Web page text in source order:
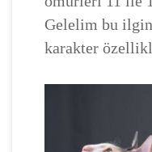
Gelelim bu
karakter